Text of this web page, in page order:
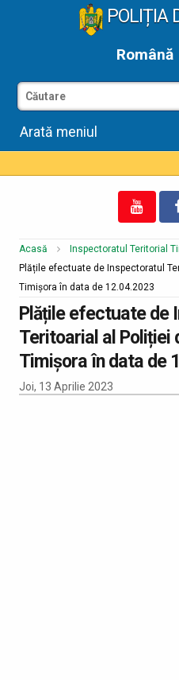
POLIȚIA
Română
Arată meniul
Acasă
Inspectoratul Teritorial
Plățile efectuate de Inspectoratul
Timișora în data de 12.04.2023
Plățile efectuate de
Teritoarial al Poliției
Timișora în data de
Joi, 13 Aprilie 2023